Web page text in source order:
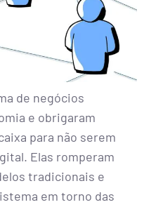
de negócios
e obrigaram
para não serem
Elas romperam
tradicionais e
em torno das